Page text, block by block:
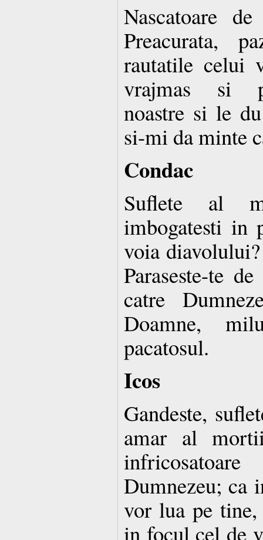
Nascatoare
Preacurata,
rautatile celui
vrajmas si
noastre si le
si-mi da minte
Condac
Suflete al
imbogatesti in
voia
Paraseste-te
catre
Doamne,
pacatosul.
Icos
Gandeste,
amar al
Dumnezeu; ca
vor lua pe
in focul cel de